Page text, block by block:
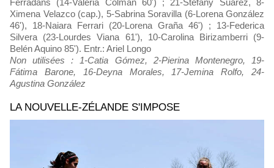
Ferradans (14-Valeria Colman 60') ; 21-Stefany Suárez, 8-
Ximena Velazco (cap.), 5-Sabrina Soravilla (6-Lorena González
46'), 18-Naiara Ferrari (20-Lorena Graña 46') ; 13-Federica
Silvera (23-Lourdes Viana 61'), 10-Carolina Birizamberri (9-
Belén Aquino 85'). Entr.: Ariel Longo
Non utilisées : 1-Catia Gómez, 2-Pierina Montenegro, 19-
Fátima Barone, 16-Deyna Morales, 17-Jemina Rolfo, 24-
Agustina González
LA NOUVELLE-ZÉLANDE S'IMPOSE